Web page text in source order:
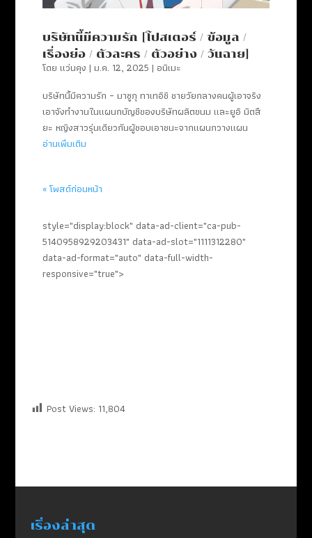
บริษัทนี้มีความรัก [โปสเตอร์ / ข้อมูล /
เรื่องย่อ / ตัวละคร / ตัวอย่าง / วันฉาย]
โดย แว่นคุง | ม.ค. 12, 2025 | อนิเมะ
บริษัทนี้มีความรัก – มาซูกุ ทาเทอิชิ ชายวัยกลางคนผู้เอาจริง
เอาจังทำงานในแผนกบัญชีของบริษัทผลิตขนม และยูอิ มิตสึ
ยะ หญิงสาวรุ่นเดียวกันผู้ชอบเอาชนะจากแผนกวางแผน
อ่านเพิ่มเติม
« โพสต์ก่อนหน้า
style="display:block" data-ad-client="ca-pub-
5140958929203431" data-ad-slot="1111312280"
data-ad-format="auto" data-full-width-
responsive="true">
Post Views: 11,804
เรื่องล่าสุด